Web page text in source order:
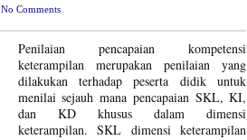
No Comments
Penilaian pencapaian kompetensi
keterampilan merupakan penilaian yang
dilakukan terhadap peserta didik untuk
menilai sejauh mana pencapaian SKL, KI,
dan KD khusus dalam dimensi
keterampilan. SKL dimensi keterampilan